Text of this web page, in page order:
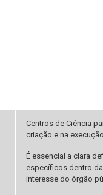
Centros de Ciência
criação e na
É essencial a clara
específicos dentro
interesse do órgão